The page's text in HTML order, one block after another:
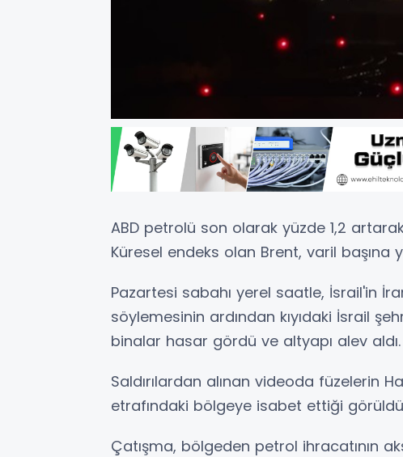
ABD petrolü son olarak yüzde 1,2
Küresel endeks olan Brent, varil başına
Pazartesi sabahı yerel saatle, İsrail'in
söylemesinin ardından kıyıdaki İsrail
binalar hasar gördü ve altyapı alev aldı.
Saldırılardan alınan videoda füzelerin
etrafındaki bölgeye isabet ettiği
Çatışma, bölgeden petrol ihracatının